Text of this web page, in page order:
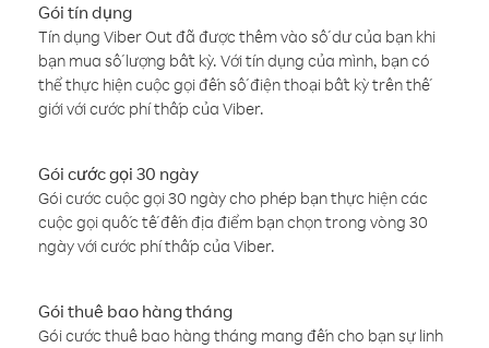
Gói tín dụng
Tín dụng Viber Out đã được thêm vào số dư của bạn khi
bạn mua số lượng bất kỳ. Với tín dụng của mình, bạn có
thể thực hiện cuộc gọi đến số điện thoại bất kỳ trên thế
giới với cước phí thấp của Viber.
Gói cước gọi 30 ngày
Gói cước cuộc gọi 30 ngày cho phép bạn thực hiện các
cuộc gọi quốc tế đến địa điểm bạn chọn trong vòng 30
ngày với cước phí thấp của Viber.
Gói thuê bao hàng tháng
Gói cước thuê bao hàng tháng mang đến cho bạn sự linh